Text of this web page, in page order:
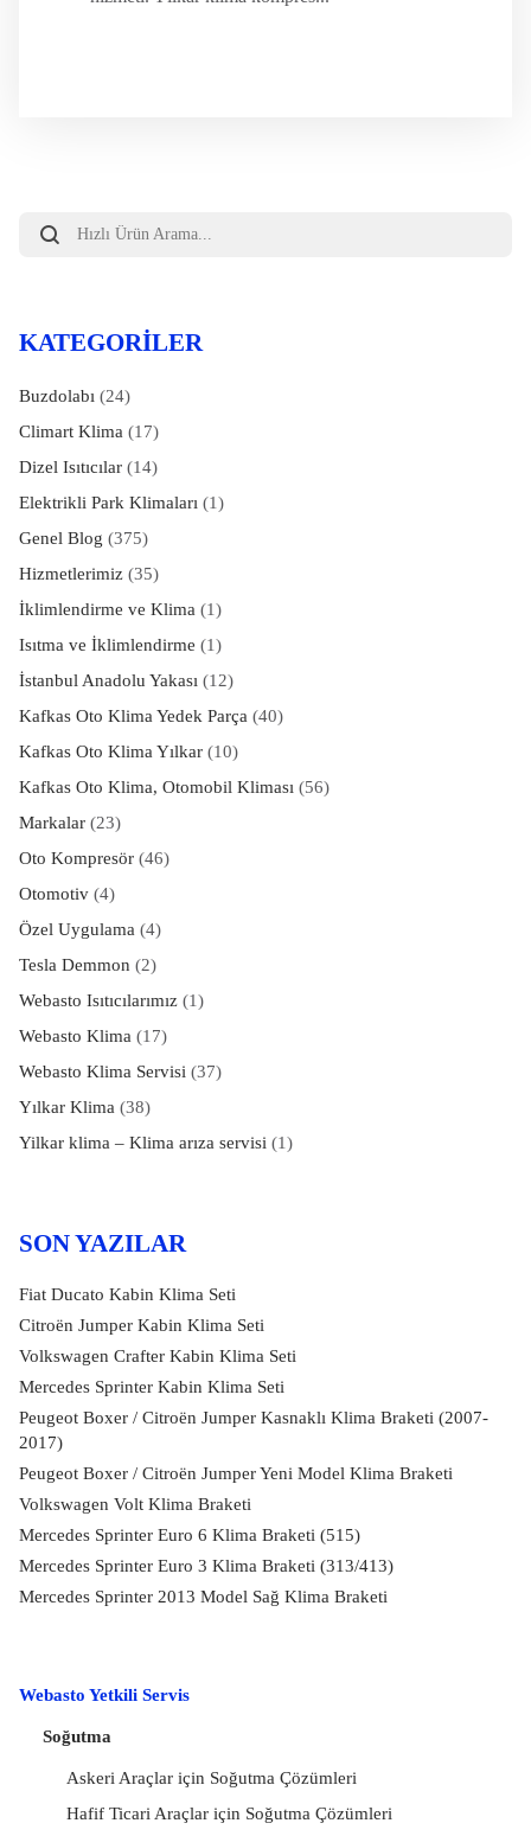
search
KATEGORILER
Buzdolabı (24)
Climart Klima (17)
Dizel Isıtıcılar(14)
Elektrikli Park Klimaları (1)
Genel Blog (375)
Hizmetlerimiz(35)
İklimlendirme ve Klima (1)
Isıtma ve İklimlendirme (1)
İstanbul Anadolu Yakası (12)
Kafkas Oto Klima Yedek Parça (40)
Kafkas Oto Klima Yılkar(10)
Kafkas Oto Klima, Otomobil Kliması (56)
Markalar(23)
Oto Kompresör(46)
Otomotiv(4)
Özel Uygulama (4)
Tesla Demmon (2)
Webasto Isıtıcılarımız(1)
Webasto Klima (17)
Webasto Klima Servisi (37)
Yılkar Klima (38)
Yilkar klima – Klima arıza servisi (1)
SON YAZILAR
Fiat Ducato Kabin Klima Seti
Citroën Jumper Kabin Klima Seti
Volkswagen Crafter Kabin Klima Seti
Mercedes Sprinter Kabin Klima Seti
Peugeot Boxer / Citroën Jumper Kasnaklı Klima Braketi (2007-
2017)
Peugeot Boxer / Citroën Jumper Yeni Model Klima Braketi
Volkswagen Volt Klima Braketi
Mercedes Sprinter Euro 6 Klima Braketi (515)
Mercedes Sprinter Euro 3 Klima Braketi (313/413)
Mercedes Sprinter 2013 Model Sağ Klima Braketi
Webasto Yetkili Servis
Soğutma
Askeri Araçlar için Soğutma Çözümleri
Hafif Ticari Araçlar için Soğutma Çözümleri